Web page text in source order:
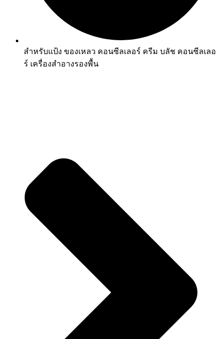
สำหรับแป้ง ของเหลว คอนซีลเลอร์ ครีม บลัช คอนซีลเลอ
ร์ เครื่องสำอางรองพื้น